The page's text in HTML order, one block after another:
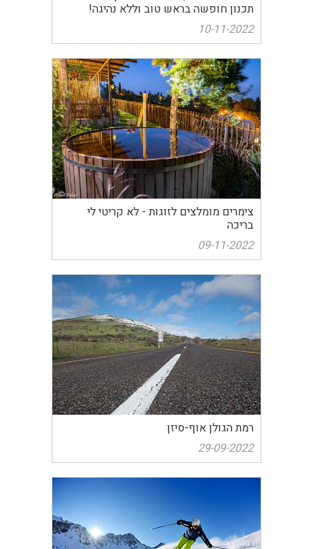
תכנון חופשה בראש טוב וללא נהיגה!
10-11-2022
צימרים מומלצים לזוגות - לא קריטי לי
בריכה
09-11-2022
רמת הגולן אוף-סיזן
29-09-2022